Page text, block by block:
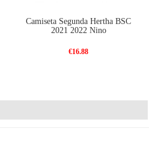
Camiseta Segunda Hertha BSC
2021 2022 Nino
€16.88